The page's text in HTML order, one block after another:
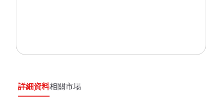
詳細資料相關市場